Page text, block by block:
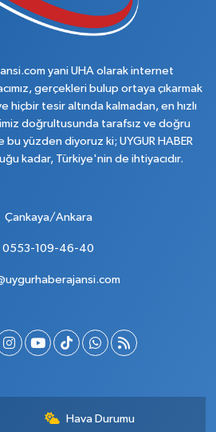
yani UHA olarak internet
gerçekleri bulup ortaya çıkarmak
hiçbir tesir altında kalmadan, en hızlı
doğrultusunda tarafsız ve doğru
bu yüzden diyoruz ki; UYGUR HABER
kadar, Türkiye'nin de ihtiyacıdır.
Çankaya/Ankara
0553-109-46-40
Hava Durumu